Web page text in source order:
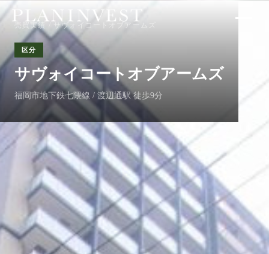
売買実績 / サヴォイコートオブアームズ
区分
サヴォイコートオブアームズ
福岡市地下鉄七隈線 / 渡辺通駅 徒歩9分